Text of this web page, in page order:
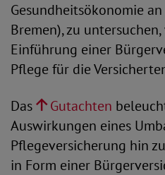
Gesundheitsökonomie
Bremen), zu
Einführung einer
Pflege für die
Das
Gutachten
Auswirkungen eines
Pflegeversicherung hin
in Form einer